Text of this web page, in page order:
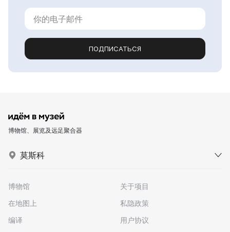
ПОДПИСАТЬСЯ
博物馆、展览及远足聚合器
莫斯科
博物馆
在地图上
编译
关于项目
私隐政策
用户协议